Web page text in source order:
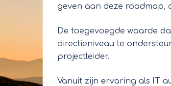
geven aan deze roadmap,
De toegevoegde waarde
directieniveau te
projectleider.
Vanuit zijn ervaring als IT